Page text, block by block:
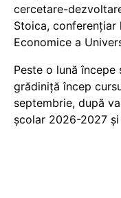
cercetare-
Stoica, conferențiar
Economice a
Peste o lună
grădiniță încep
septembrie, după
școlar 2026-2027